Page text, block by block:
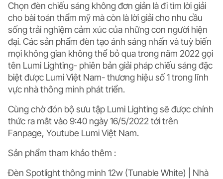
Chọn đèn chiếu sáng không đơn giản là đi tìm lời giải
cho bài toán thẩm mỹ mà còn là lời giải cho nhu cầu
sống trải nghiệm cảm xúc của những con người hiện
đại. Các sản phẩm đèn tạo ánh sáng nhấn và tuỳ biến
mọi không gian không thể bỏ qua trong năm 2022 gọi
tên Lumi Lighting- phiên bản giải pháp chiếu sáng đặc
biệt được Lumi Việt Nam- thương hiệu số 1 trong lĩnh
vực nhà thông minh phát triển.
Cùng chờ đón bộ sưu tập Lumi Lighting sẽ được chính
thức ra mắt vào 9:40 ngày 16/5/2022 tới trên
Fanpage, Youtube Lumi Việt Nam.
Sản phẩm tham khảo thêm :
Đèn Spotlight thông minh 12w (Tunable White) | Nhà